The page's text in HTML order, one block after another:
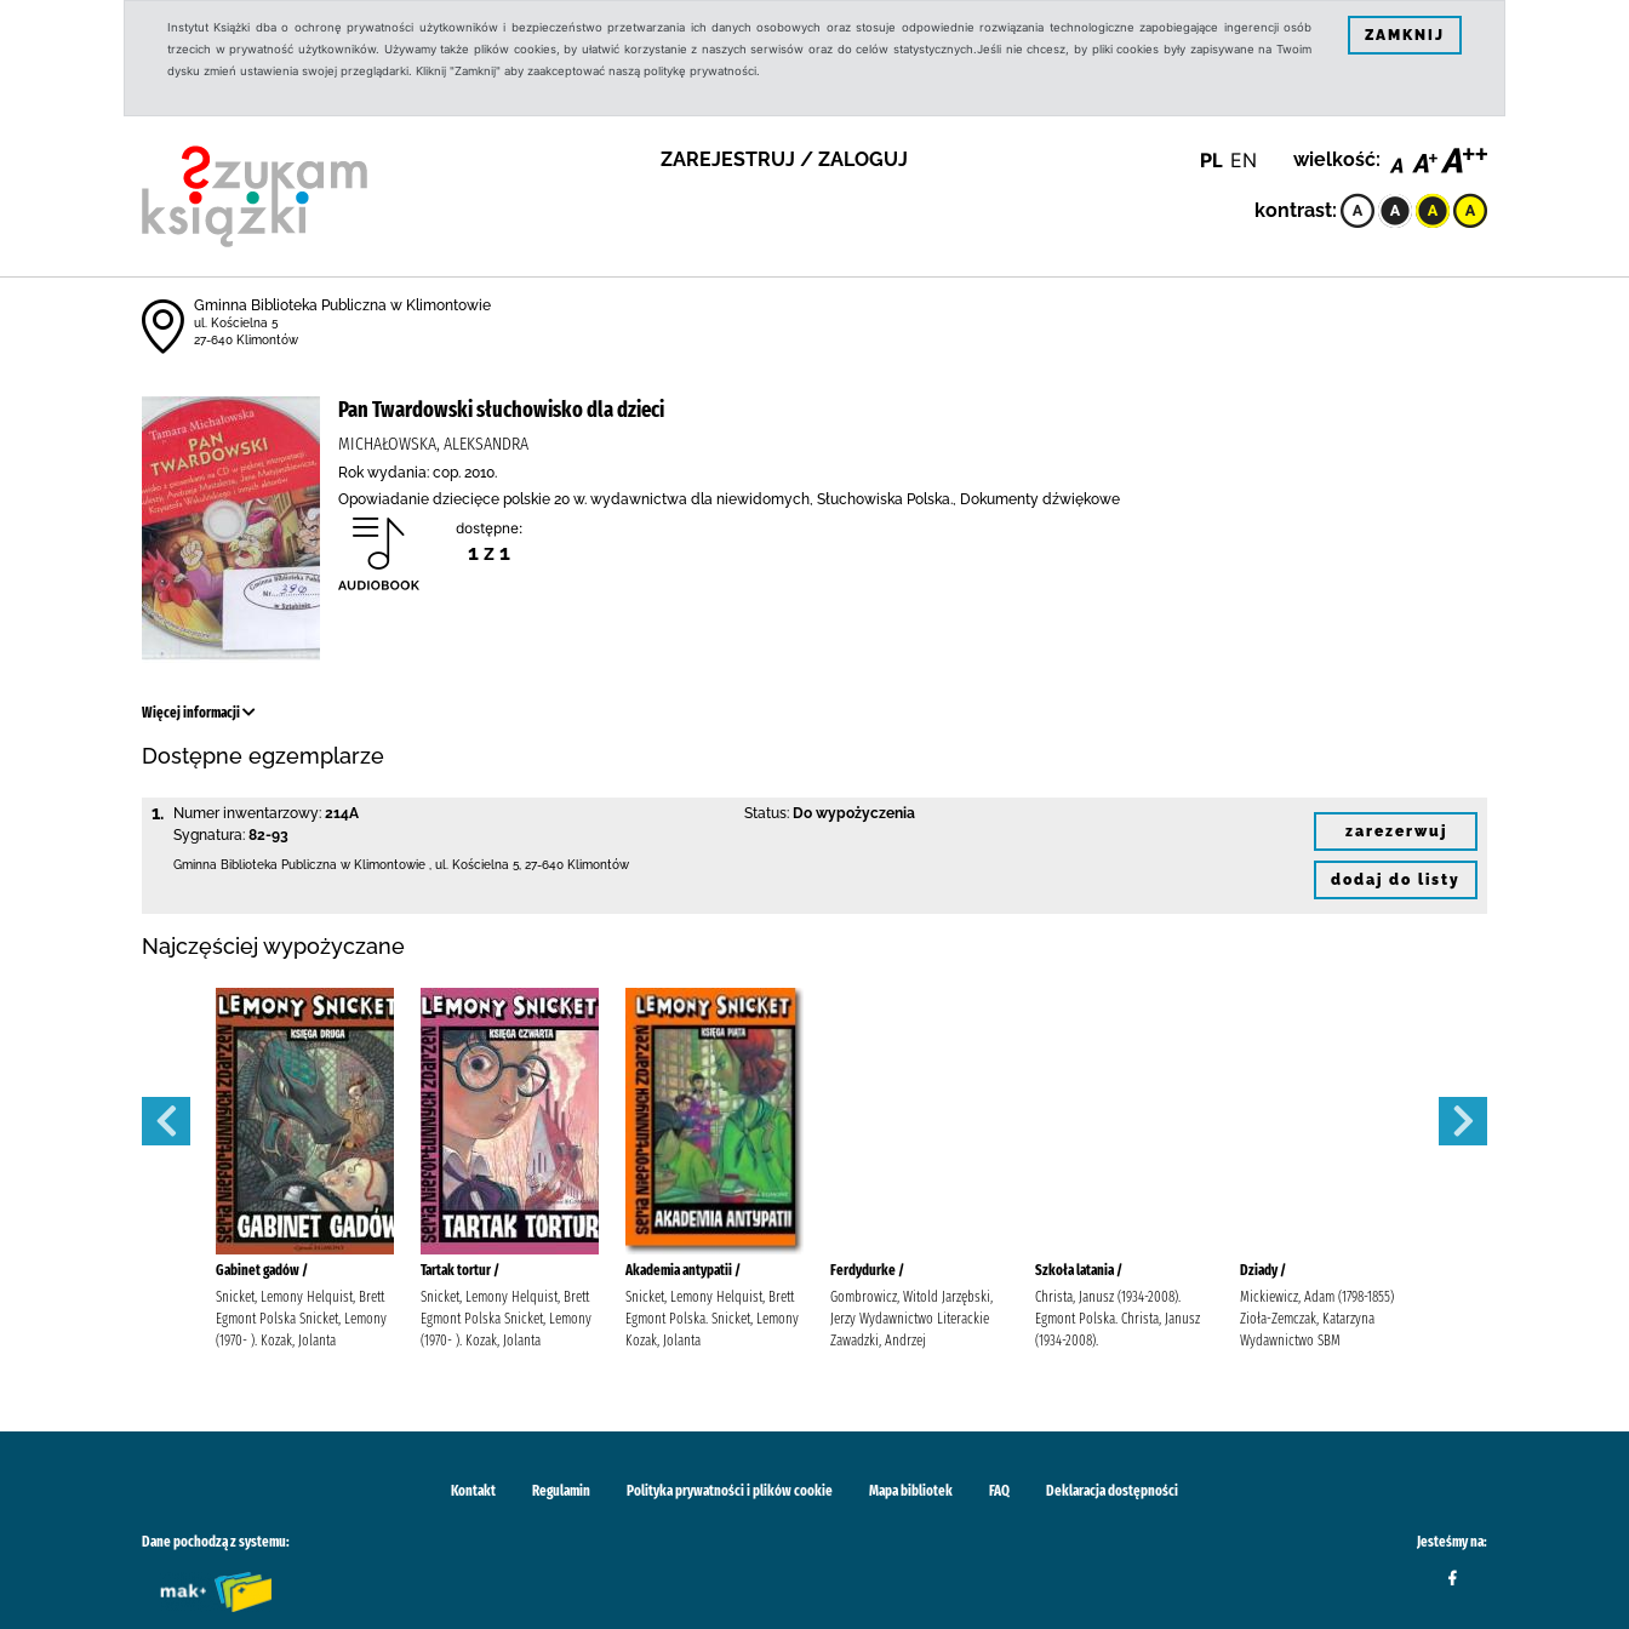
Instytut Książki dba o ochronę prywatności użytkowników i bezpieczeństwo przetwarzania ich danych osobowych oraz stosuje odpowiednie rozwiązania technologiczne zapobiegające ingerencji osób
trzecich w prywatność użytkowników. Używamy także plików cookies, by ułatwić korzystanie z naszych serwisów oraz do celów statystycznych.Jeśli nie chcesz, by pliki cookies były zapisywane na Twoim
dysku zmień ustawienia swojej przeglądarki. Kliknij "Zamknij" aby zaakceptować naszą politykę prywatności.
ZAMKNIJ
ZAREJESTRUJ / ZALOGUJ PL EN wielkość:
kontrast:
Gminna Biblioteka Publiczna w Klimontowie
ul. Kościelna 5
27-640 Klimontów
Pan Twardowski słuchowisko dla dzieci
MICHAŁOWSKA, ALEKSANDRA
Rok wydania: cop. 2010.
Opowiadanie dziecięce polskie 20 w. wydawnictwa dla niewidomych, Słuchowiska Polska., Dokumenty dźwiękowe
dostępne:
1 z 1
Więcej informacji
Dostępne egzemplarze
1. Numer inwentarzowy: 214A
Sygnatura: 82-93
Status: Do wypożyczenia
Gminna Biblioteka Publiczna w Klimontowie ul. Kościelna 5 27-640 Klimontów
zarezerwuj
dodaj do listy
Najczęściej wypożyczane
Gabinet gadów /
Snicket, Lemony Helquist, Brett
Egmont Polska Snicket, Lemony
(1970- ). Kozak, Jolanta
Tartak tortur /
Snicket, Lemony Helquist, Brett
Egmont Polska Snicket, Lemony
(1970- ). Kozak, Jolanta
Akademia antypatii /
Snicket, Lemony Helquist, Brett
Egmont Polska. Snicket, Lemony
Kozak, Jolanta
Ferdydurke /
Gombrowicz, Witold Jarzębski,
Jerzy Wydawnictwo Literackie
Zawadzki, Andrzej
Szkoła latania /
Christa, Janusz (1934-2008).
Egmont Polska. Christa, Janusz
(1934-2008).
Dziady /
Mickiewicz, Adam (1798-1855)
Zioła-Zemczak, Katarzyna
Wydawnictwo SBM
Kontakt Regulamin Polityka prywatności i plików cookie Mapa bibliotek FAQ Deklaracja dostępności
Dane pochodzą z systemu: Jesteśmy na: